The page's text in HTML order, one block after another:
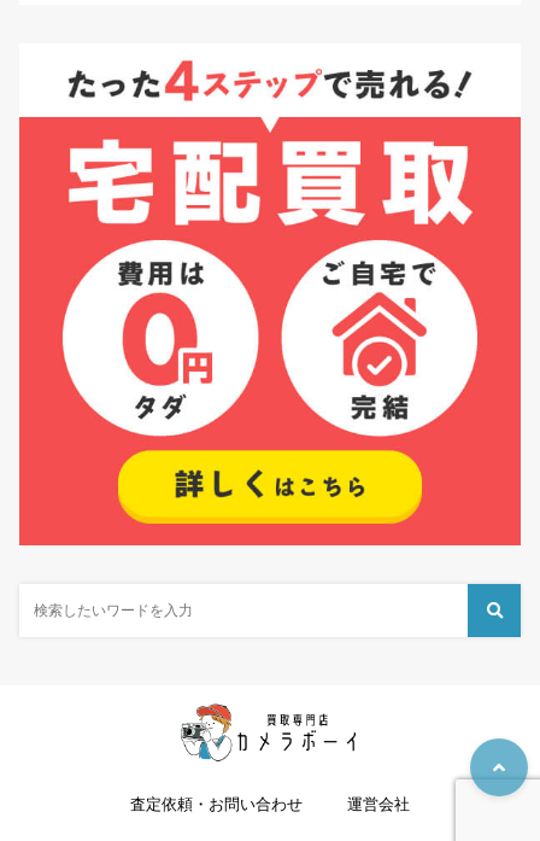
査定依頼・お問い合わせ 運営会社